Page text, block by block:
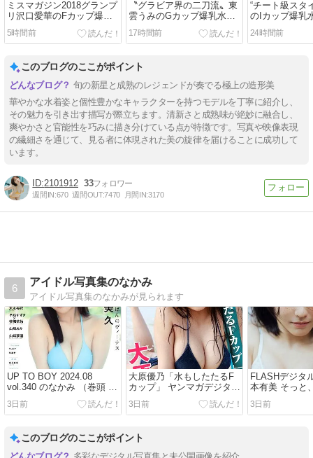
ミスマガジン2018グランプ
リ沢口愛華のFカップ爆乳
水着画像【154：視線を釘
付けにするたわわな果実と
5時間前
〝グラビア界の二刀流〟東
雲うみのGカップ爆乳水着
画像【112：知的オーラと
魅惑の曲線美が放つ至高の
17時間前
“チート級スタ
のIカップ爆乳
【29：圧倒的
練された美学
24時間前
このブログのここがポイント
旬の新星と成熟のレジェンドが奏でる極上の造形美
華やかな水着姿と個性豊かなキャラクターを持つモデルを丁寧に紹介し、
その魅力を引き出す描写が際立ちます。清新さと成熟味が絶妙に融合し、
爽やかさと官能性を巧みに描き分けている点が特徴です。写真や映像表現
の繊細さを通じて、見る者に体現された美の旋律を届けることに成功して
います。
2101912 33
週間IN:670 週間OUT:7470 月間IN:3170
6
アイドル写真集のなかみ
アイドル写真集のなかみが見られます
UP TO BOY 2024.08
vol.340 のなかみ （巻頭 田
中美久）
3日前
大原優乃「水もしたたるF
カップ」 ヤンマガデジタル
写真集のなかみ
3日前
FLASHデジタ
本有美 そっと
のなかみ
3日前
このブログのここがポイント